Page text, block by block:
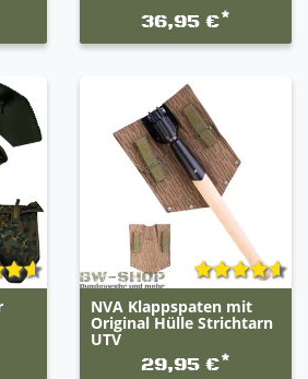
36,95 €*
NVA Klappspaten mit
Original Hülle Strichtarn
UTV
29,95 €*